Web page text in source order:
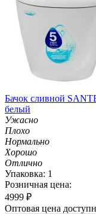
Бачок сливной
белый
Ужасно
Плохо
Нормально
Хорошо
Отлично
Упаковка: 1
Розничная цена:
4999 ₽
Оптовая цена